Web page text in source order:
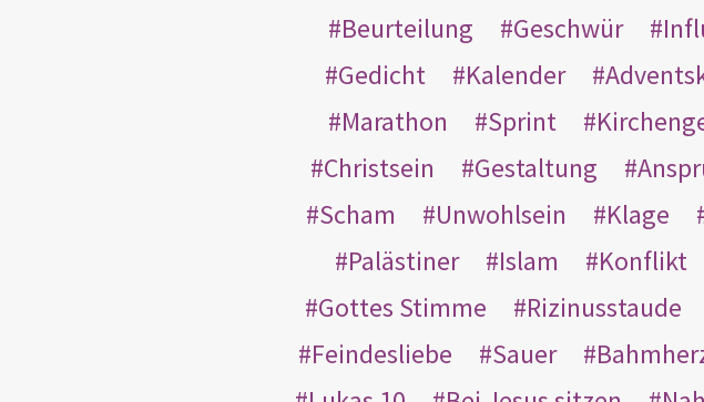
Beurteilung
Geschwür
Gedicht
Kalender
Marathon
Sprint
Christsein
Gestaltung
Scham
Unwohlsein Klage
Palästiner
Islam Konflikt
Gottes Stimme
Rizinusstaude
Feindesliebe
Sauer